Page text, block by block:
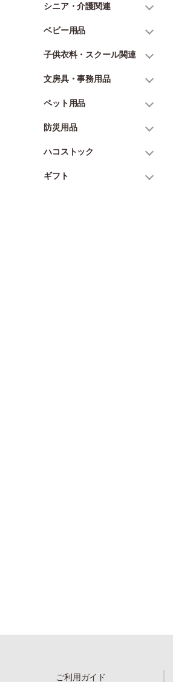
シニア・介護関連
ベビー用品
子供衣料・スクール関連
文房具・事務用品
ペット用品
防災用品
ハコストック
ギフト
ご利用ガイド